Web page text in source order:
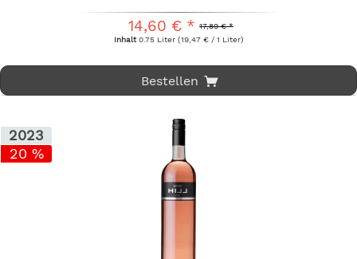
17,89 € *
14,60 € *
Inhalt0.75 Liter (19,47 € / 1 Liter)
Bestellen
2023
20 %